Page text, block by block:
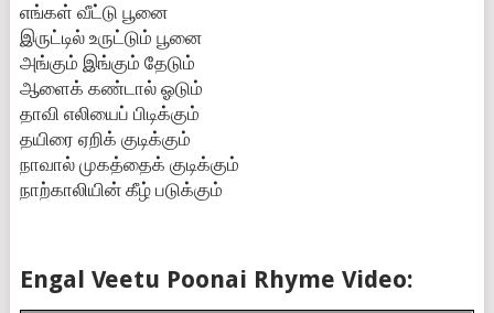
எங்கள் வீட்டு பூனை
இருட்டில் உருட்டும் பூனை
அங்கும் இங்கும் தேடும்
ஆளைக் கண்டால் ஓடும்
தாவி எலியைப் பிடிக்கும்
தயிரை ஏறிக் குடிக்கும்
நாவால் முகத்தைக் குடிக்கும்
நாற்காலியின் கீழ் படுக்கும்
Engal Veetu Poonai Rhyme Video: